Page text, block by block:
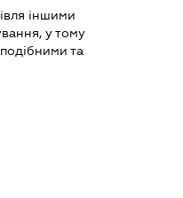
іншими
у тому
та